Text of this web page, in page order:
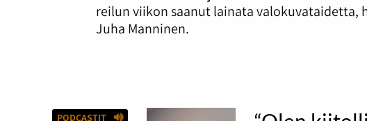
reilun viikon saanut lainata valokuvataidetta,
Juha Manninen.
PODCASTIT